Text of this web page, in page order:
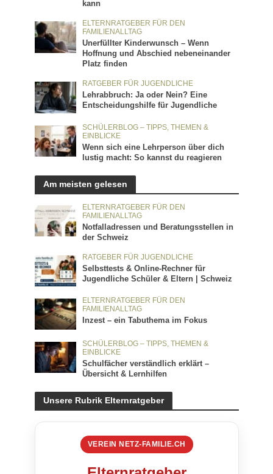
kann
ELTERNRATGEBER FÜR DEN
FAMILIENALLTAG
Unerfüllter Kinderwunsch – Wenn
Hoffnung und Abschied nebeneinander
Platz finden
RATGEBER FÜR JUGENDLICHE
Lehrabbruch: Ja oder Nein? Eine
Entscheidungshilfe für Jugendliche
SCHÜLERBLOG – TIPPS, THEMEN &
EINBLICKE
Wenn sich eine Lehrperson über dich
lustig macht: So kannst du reagieren
Am meisten gelesen
ELTERNRATGEBER FÜR DEN
FAMILIENALLTAG
Notfalladressen und Beratungsstellen in
der Schweiz
RATGEBER FÜR JUGENDLICHE
Selbsttests & Online-Rechner für
Jugendliche Schüler & Eltern | Schweiz
ELTERNRATGEBER FÜR DEN
FAMILIENALLTAG
Inzest – ein Tabuthema im Fokus
SCHÜLERBLOG – TIPPS, THEMEN &
EINBLICKE
Schulfächer verständlich erklärt –
Übersicht & Lernhilfen
Unsere Rubrik Elternratgeber
VEREIN NETZ-FAMILIE.CH